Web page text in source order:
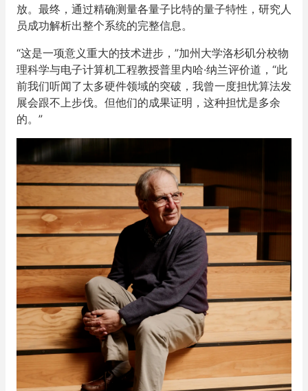
放。最终，通过精确测量各量子比特的量子特性，研究人
员成功解析出整个系统的完整信息。
“这是一项意义重大的技术进步，”加州大学洛杉矶分校物
理科学与电子计算机工程教授普里内哈·纳兰评价道，“此
前我们听闻了太多硬件领域的突破，我曾一度担忧算法发
展会跟不上步伐。但他们的成果证明，这种担忧是多余
的。”